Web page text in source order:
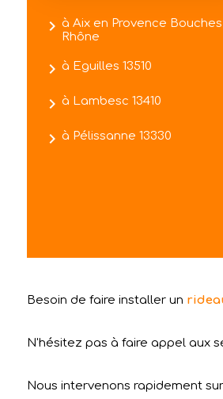
navigate_next à Aix en Provence
Rhône
navigate_next à Eguilles 13510
navigate_next à Lambesc 13410
navigate_next à Pélissanne 13330
Besoin de faire installer un
N'hésitez pas à faire appel aux
Nous intervenons rapidement